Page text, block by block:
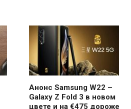
Анонс Samsung W22 –
Galaxy Z Fold 3 в новом
цвете и на €475 дороже